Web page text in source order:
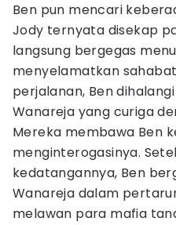
Ben pun mencari
Jody ternyata disekap
langsung bergegas
menyelamatkan
perjalanan, Ben
Wanareja yang curiga
Mereka membawa Ben
menginterogasinya.
kedatangannya, Ben
Wanareja dalam
melawan para mafia